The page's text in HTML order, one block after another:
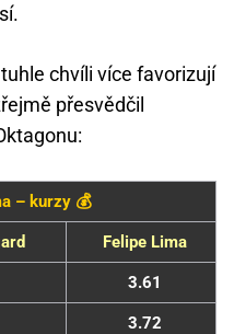
chvíli více favorizují
přesvědčil
– kurzy 💰
Felipe Lima
3.61
3.72